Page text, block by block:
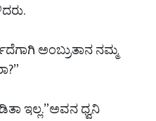
ಅಂಬ್ರುತಾನ ನಮ್ಮ
ಇಲ್ಲ.”ಅವನ ಧ್ವನಿ